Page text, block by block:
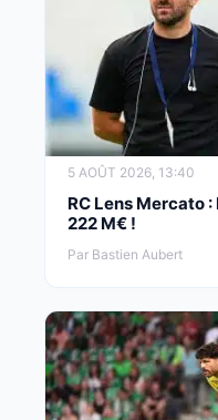
5 AOÛT 2026, 13:40
RC Lens Mercato
222 M€ !
Par Bastien Aubert